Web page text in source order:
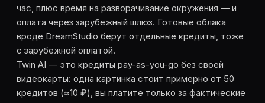
час, плюс время на разворачивание окружения — и
оплата через зарубежный шлюз. Готовые облака
вроде DreamStudio берут отдельные кредиты, тоже
с зарубежной оплатой.
Twin AI — это кредиты pay-as-you-go без своей
видеокарты: одна картинка стоит примерно от 50
кредитов (≈10 ₽), вы платите только за фактические